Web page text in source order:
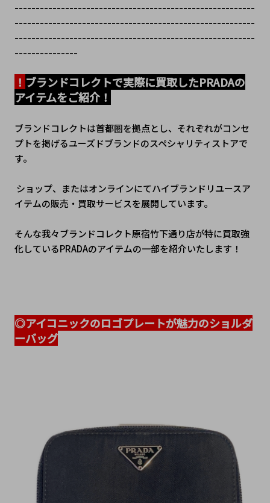
---------------------------------------------------------
---------------------------------------------------------
---------------------------------------------------------
---------------
！ ブランドコレクトで実際に買取したPRADAの
アイテムをご紹介！
ブランドコレクトは首都圏を拠点とし、それぞれがコンセ
プトを掲げるユーズドブランドのスペシャリティストアで
す。
イテムの販売・買取サービスを展開しています。
そんな我々ブランドコレクト原宿竹下通り店が特に買取強
化しているPRADAのアイテムの一部を紹介いたします！
◎アイコニックのロゴプレートが魅力のショルダ
ーバッグ